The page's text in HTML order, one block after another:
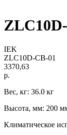
IEK
ZLC10D-CB-01
3370,63
р.
Вес, кг: 36.0 кг
Высота, мм: 200
Климатическое